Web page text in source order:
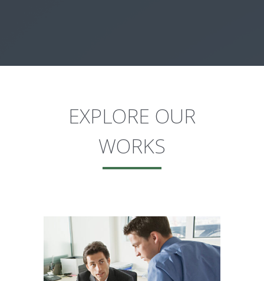
EXPLORE OUR
WORKS